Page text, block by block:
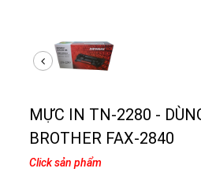
MỰC IN TN-2280 -
BROTHER FAX-2840
Click sản phẩm